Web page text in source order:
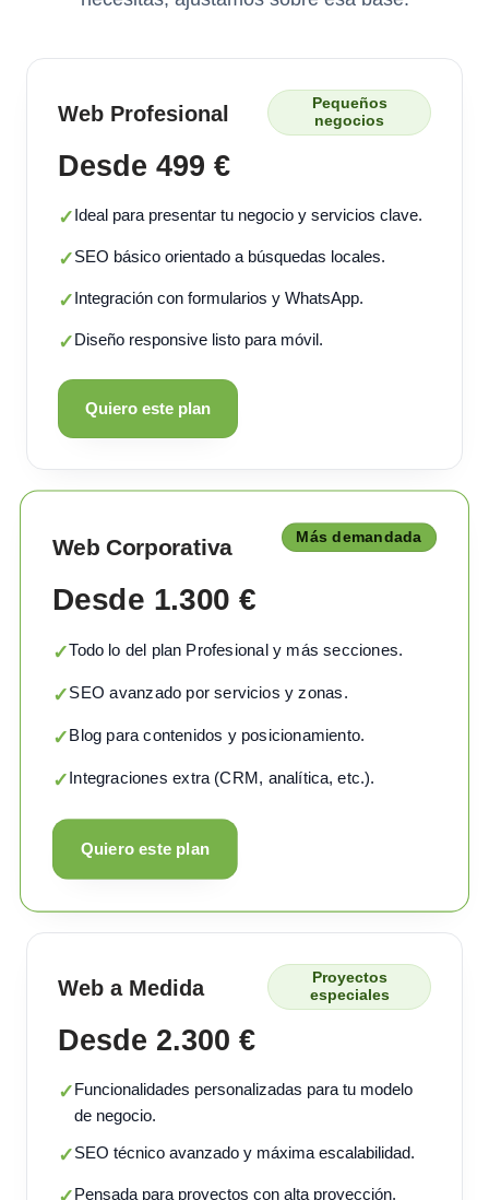
Web Profesional
Pequeños
negocios
Desde 499 €
✓Ideal para presentar tu negocio y servicios clave.
✓SEO básico orientado a búsquedas locales.
✓Integración con formularios y WhatsApp.
✓Diseño responsive listo para móvil.
Quiero este plan
Web Corporativa Más demandada
Desde 1.300 €
✓Todo lo del plan Profesional y más secciones.
✓SEO avanzado por servicios y zonas.
✓Blog para contenidos y posicionamiento.
✓Integraciones extra (CRM, analítica, etc.).
Quiero este plan
Web a Medida
Proyectos
especiales
Desde 2.300 €
✓Funcionalidades personalizadas para tu modelo
de negocio.
✓SEO técnico avanzado y máxima escalabilidad.
Pensada para proyectos con alta proyección.